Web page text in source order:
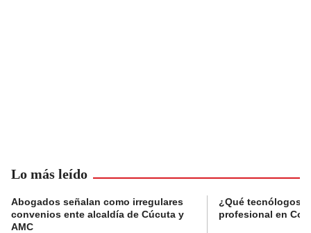
Lo más leído
Abogados señalan como irregulares
convenios ente alcaldía de Cúcuta y
AMC
¿Qué tecnólogos
profesional en